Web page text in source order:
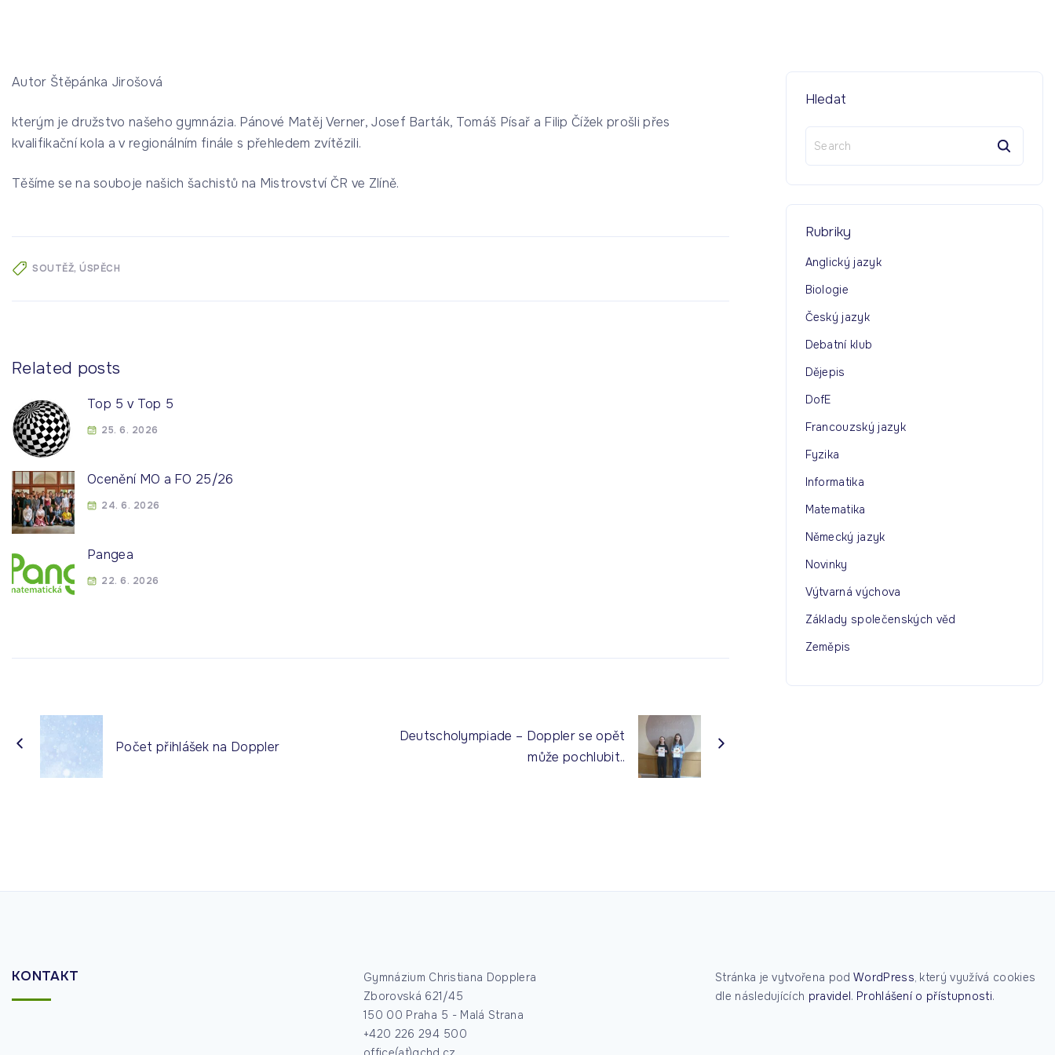
Autor Štěpánka Jirošová
kterým je družstvo našeho gymnázia. Pánové Matěj Verner, Josef Barták, Tomáš Písař a Filip Čížek prošli přes
kvalifikační kola a v regionálním finále s přehledem zvítězili.
Těšíme se na souboje našich šachistů na Mistrovství ČR ve Zlíně.
SOUTĚŽ ÚSPĚCH
Related posts
Top 5 v Top 5
25. 6. 2026
Ocenění MO a FO 25/26
24. 6. 2026
Pangea
22. 6. 2026
Počet přihlášek na Doppler
Deutscholympiade – Doppler se opět
může pochlubit..
Hledat
r
c
Rubriky
Anglický jazyk
Biologie
Český jazyk
Debatní klub
Dějepis
DofE
Francouzský jazyk
Fyzika
Informatika
Matematika
Německý jazyk
Novinky
Výtvarná výchova
Základy společenských věd
Zeměpis
KONTAKT
Gymnázium Christiana Dopplera
Zborovská 621/45
150 00 Praha 5 - Malá Strana
+420 226 294 500
Stránka je vytvořena pod WordPress, který využívá cookies
dle následujících pravidel. Prohlášení o přístupnosti.